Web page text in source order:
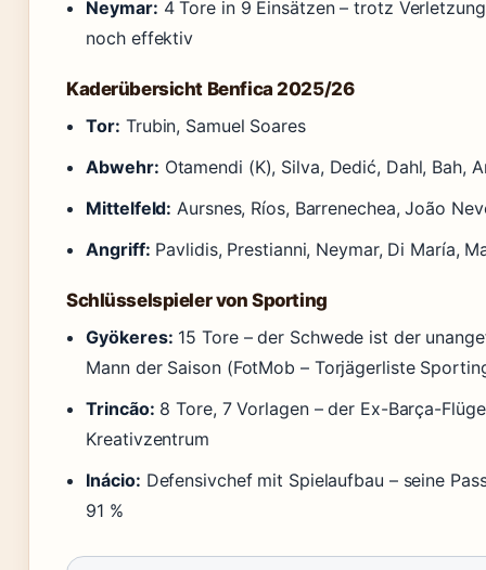
Neymar: 4 Tore in 9 Einsätzen – trotz
noch effektiv
Kaderübersicht Benfica 2025/26
Tor: Trubin, Samuel Soares
Abwehr: Otamendi (K), Silva, Dedić, Dahl, Bah,
Mittelfeld: Aursnes, Ríos, Barrenechea, João
Angriff: Pavlidis, Prestianni, Neymar, Di María,
Schlüsselspieler von Sporting
Gyökeres: 15 Tore – der Schwede ist der
Mann der Saison (FotMob – Torjägerliste
Trincão: 8 Tore, 7 Vorlagen – der Ex-Barça-
Kreativzentrum
Inácio: Defensivchef mit Spielaufbau – seine
91 %